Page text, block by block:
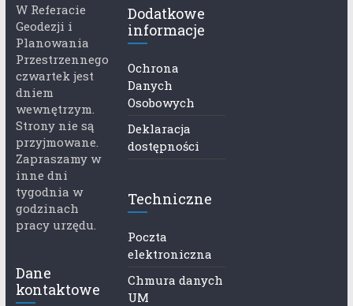
W Referacie
Geodezji i
Planowania
Przestrzennego
czwartek jest
dniem
wewnętrzym.
Strony nie są
przyjmowane.
Zapraszamy w
inne dni
tygodnia w
godzinach
pracy urzędu.
Dane
kontaktowe
Dodatkowe
informacje
Ochrona
Danych
Osobowych
Deklaracja
dostępności
Techniczne
Poczta
elektroniczna
Chmura danych
UM